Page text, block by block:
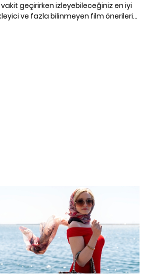
vakit geçirirken izleyebileceğiniz en iyi
ve fazla bilinmeyen film önerilerini